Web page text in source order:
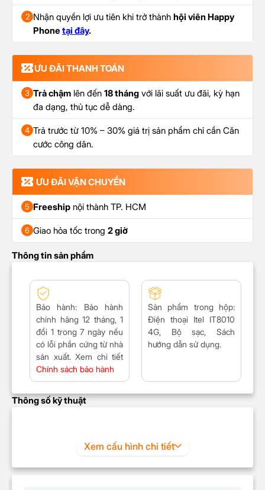
2 Nhận quyền lợi ưu tiên khi trở thành hội viên Happy
Phone tại đây.
ƯU ĐÃI THANH TOÁN
3 Trả chậm lên đến 18 tháng với lãi suất ưu đãi, kỳ hạn
đa dạng, thủ tục dễ dàng.
4 Trả trước từ 10% – 30% giá trị sản phẩm chỉ cần Căn
cước công dân.
ƯU ĐÃI VẬN CHUYỂN
5 Freeship nội thành TP. HCM
6 Giao hỏa tốc trong 2 giờ
Thông tin sản phẩm
Bảo hành: Bảo hành
chính hãng 12 tháng, 1
đổi 1 trong 7 ngày nếu
có lỗi phần cứng từ nhà
sản xuất. Xem chi tiết
Chính sách bảo hành
Sản phẩm trong hộp:
Điện thoại Itel IT8010
4G, Bộ sạc, Sách
hướng dẫn sử dụng.
Thông số kỹ thuật
Xem cấu hình chi tiết